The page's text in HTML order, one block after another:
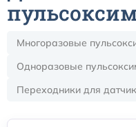
Многоразовые
Одноразовые
Переходники для
Датчики ЭЭГ BIS
Кабели пациента ЭКГ
Кабели для